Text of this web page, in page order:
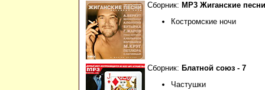
Сборник: МР3 Жиганские песни
Костромские ночи
Сборник: Блатной союз - 7
Частушки